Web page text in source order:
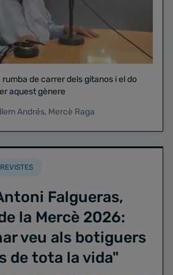
de carrer dels gitanos i el do
aquest gènere
Andrés, Mercè Raga
Falgueras,
la Mercè 2026:
veu als botiguers
de tota la vida"